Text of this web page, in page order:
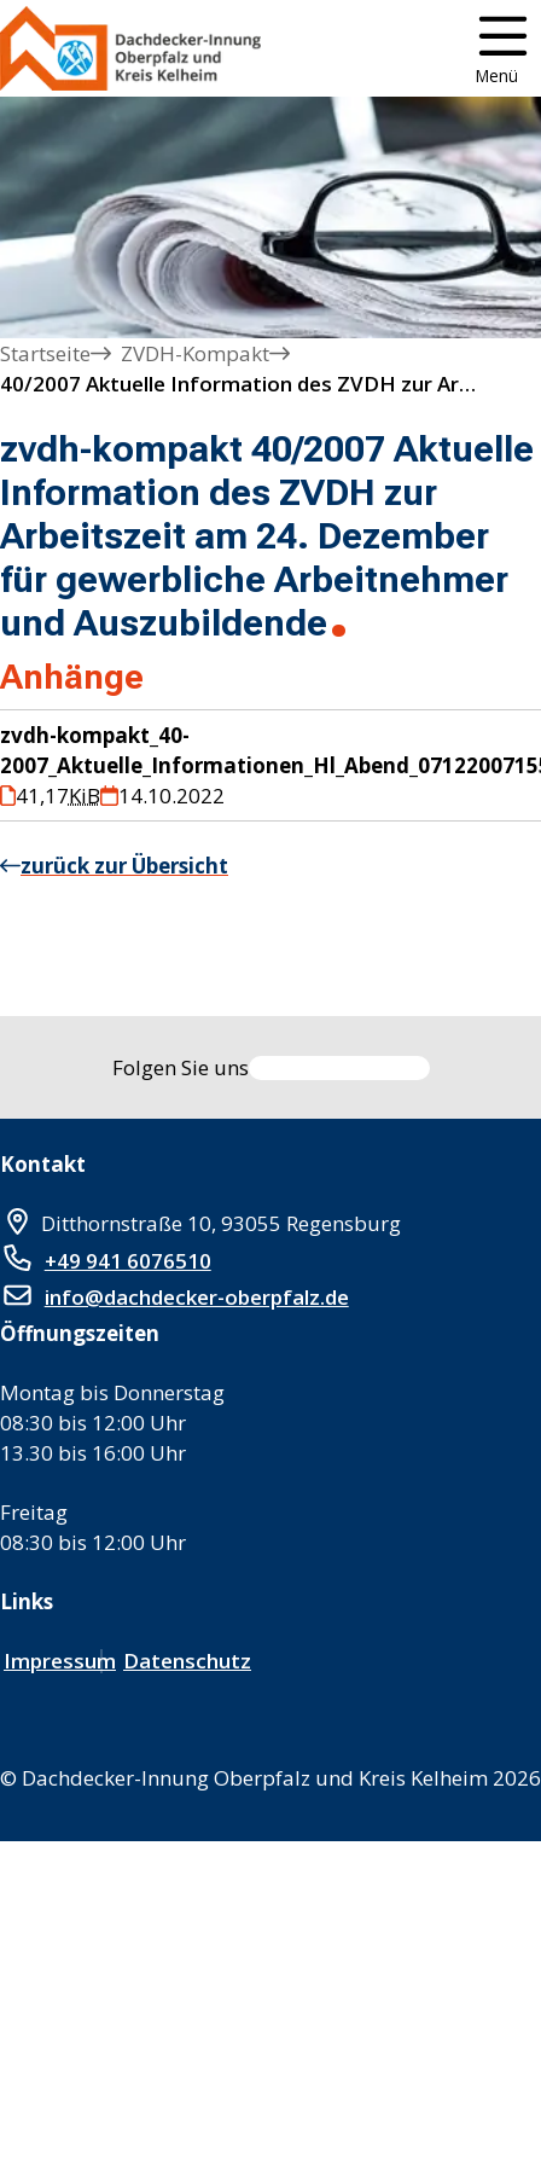
Menü
Startseite
ZVDH-Kompakt
40/2007 Aktuelle Information des ZVDH zur Arbeitszeit am 24. Dezember für gewerbliche Arbeitnehmer und Auszubildende
zvdh-kompakt 40/2007 Aktuelle
Information des ZVDH zur
Arbeitszeit am 24. Dezember
für gewerbliche Arbeitnehmer
und Auszubildende
Anhänge
zvdh-kompakt_40-
41,17KiB 14.10.2022
zurück zur Übersicht
Folgen Sie uns
Kontakt
Ditthornstraße 10, 93055 Regensburg
+49 941 6076510
info@dachdecker-oberpfalz.de
Öffnungszeiten
Montag bis Donnerstag
08:30 bis 12:00 Uhr
13.30 bis 16:00 Uhr
Freitag
08:30 bis 12:00 Uhr
Links
Impressum Datenschutz
© Dachdecker-Innung Oberpfalz und Kreis Kelheim 2026